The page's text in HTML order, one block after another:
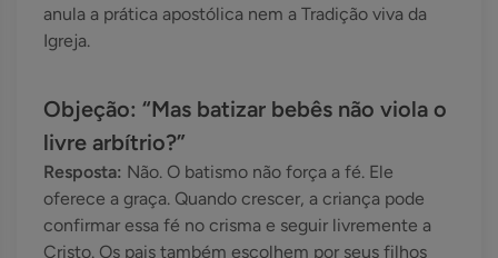
anula a prática apostólica nem a Tradição viva da
Igreja.
Objeção: “Mas batizar bebês não viola o
livre arbítrio?”
Resposta: Não. O batismo não força a fé. Ele
oferece a graça. Quando crescer, a criança pode
confirmar essa fé no crisma e seguir livremente a
Cristo. Os pais também escolhem por seus filhos